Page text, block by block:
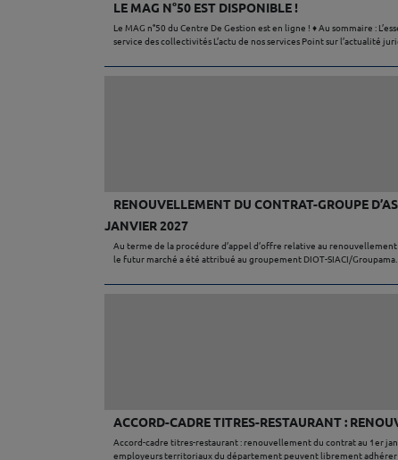
LE MAG N°50 EST DISPONIBLE !
Le MAG n°50 du Centre De Gestion est en ligne ! ♦ Au sommaire :
service des collectivités L’actu de nos services Point sur l’actualité
RENOUVELLEMENT DU CONTRAT-GROUPE
JANVIER 2027
Au terme de la procédure d’appel d’offre relative au
le futur marché a été attribué au groupement DIOT-SIACI/
ACCORD-CADRE TITRES-RESTAURANT :
Accord-cadre titres-restaurant : renouvellement du contrat au 1er
employeurs territoriaux du département peuvent librement adhérer